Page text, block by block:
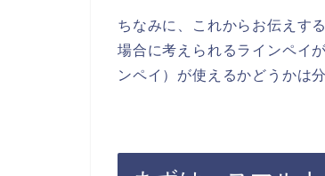
ちなみに、これからお伝えす
場合に考えられるラインペイ
ンペイ）が使えるかどうかは